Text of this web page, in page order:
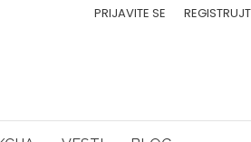
PRIJAVITE SE